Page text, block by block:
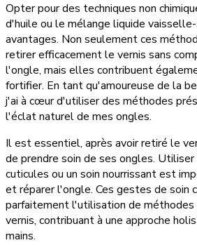
Opter pour des techniques non
d'huile ou le mélange liquide
avantages. Non seulement ces
retirer efficacement le vernis sans
l'ongle, mais elles contribuent
fortifier. En tant qu'amoureuse de la
j'ai à cœur d'utiliser des méthodes
l'éclat naturel de mes ongles.
Il est essentiel, après avoir retiré le
de prendre soin de ses ongles. Utiliser
cuticules ou un soin nourrissant est
et réparer l'ongle. Ces gestes de soin
parfaitement l'utilisation de
vernis, contribuant à une approche
mains.